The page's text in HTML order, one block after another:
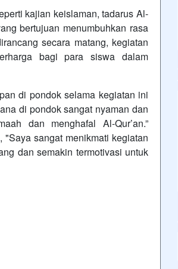
kajian keislaman, tadarus Al-
bertujuan menumbuhkan rasa
secara matang, kegiatan
bagi para siswa dalam
di pondok selama kegiatan ini
di pondok sangat nyaman dan
dan menghafal Al-Qur’an.”
sangat menikmati kegiatan
dan semakin termotivasi untuk